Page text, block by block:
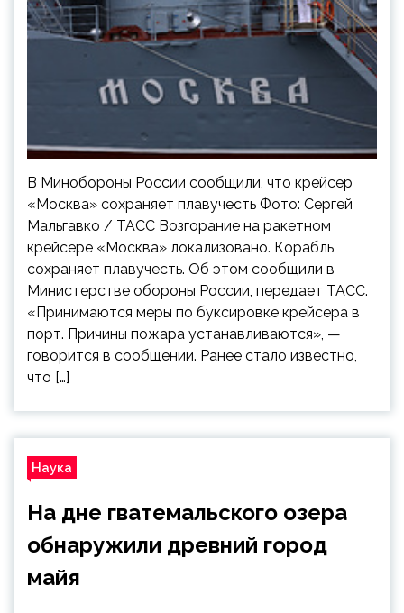
В Минобороны России сообщили, что крейсер
«Москва» сохраняет плавучесть Фото: Сергей
Мальгавко / ТАСС Возгорание на ракетном
крейсере «Москва» локализовано. Корабль
сохраняет плавучесть. Об этом сообщили в
Министерстве обороны России, передает ТАСС.
«Принимаются меры по буксировке крейсера в
порт. Причины пожара устанавливаются», —
говорится в сообщении. Ранее стало известно,
что […]
Наука
На дне гватемальского озера
обнаружили древний город
майя